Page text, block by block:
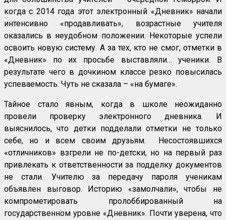
когда с 2014 года этот электронный «Дневник» начали
интенсивно «продавливать», возрастные учителя
оказались в неудобном положении. Некоторые успели
освоить новую систему. А за тех, кто не смог, отметки в
«Дневник» по их просьбе выставляли… ученики. В
результате чего в дочкином классе резко повысилась
успеваемость. Чуть не сказала – «на бумаге».
Тайное стало явным, когда в школе неожиданно
провели проверку электронного дневника. И
выяснилось, что детки подделали отметки не только
себе, но и всем своим друзьям. Несостоявшихся
«отличников» взгрели не по-детски, но на первый раз
привлекать к ответственности за подделку документов
не стали. Учителю за передачу пароля ученикам
объявлен выговор. Историю «замолчали», чтобы не
компрометировать пролоббированный на
государственном уровне «Дневник». Почти уверена, что